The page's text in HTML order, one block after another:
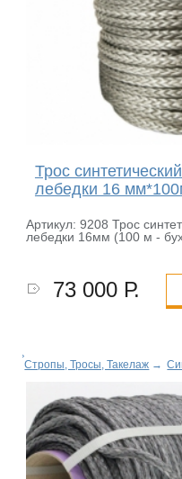
Трос
лебедки 16
Артикул: 9208 Трос
лебедки 16мм (100 м -
73 000 Р.
Стропы, Тросы, Такелаж →